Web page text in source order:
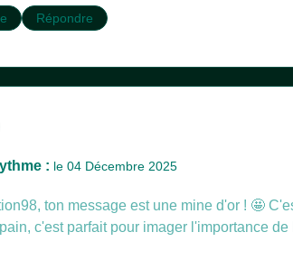
Répondre
: le 04 Décembre 2025
ton message est une mine d'or ! 🤩
c'est parfait pour imager l'importance